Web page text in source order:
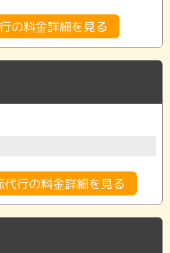
の料金詳細を見る
代行の料金詳細を見る